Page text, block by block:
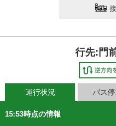
行先:門
運行状況 バス
15:53時点の情報